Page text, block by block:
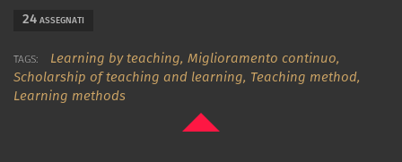
24 ASSEGNATI
TAGS: Learning by teaching, Miglioramento continuo,
Scholarship of teaching and learning, Teaching method,
Learning methods